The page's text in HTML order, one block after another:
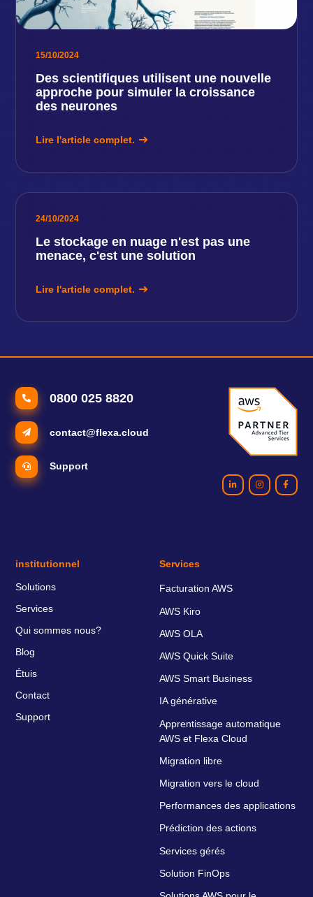
15/10/2024
Des scientifiques utilisent une nouvelle
approche pour simuler la croissance
des neurones
Lire l'article complet.
24/10/2024
Le stockage en nuage n'est pas une
menace, c'est une solution
Lire l'article complet.
0800 025 8820
contact@flexa.cloud
Support
institutionnel
Solutions
Services
Qui sommes nous?
Blog
Étuis
Contact
Support
Services
Facturation AWS
AWS Kiro
AWS OLA
AWS Quick Suite
AWS Smart Business
IA générative
Apprentissage automatique
AWS et Flexa Cloud
Migration libre
Migration vers le cloud
Performances des applications
Prédiction des actions
Services gérés
Solution FinOps